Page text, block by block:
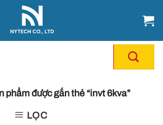
phẩm được gắn thẻ “invt 6kva”
LỌC